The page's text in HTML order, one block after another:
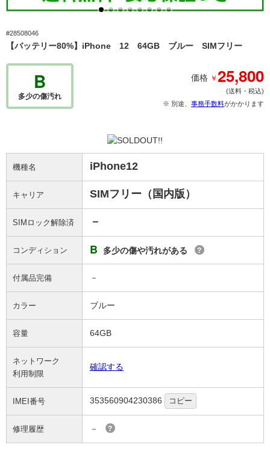
#28508046
【バッテリー80%】iPhone 12 64GB ブルー SIMフリー
B
多少の傷汚れ
価格 ￥25,800
(送料・税込)
※ 別途、 事務手数料がかかります
機種名 iPhone12
キャリア SIMフリー（国内版）
SIMロック解除済 －
コンディション B 多少の傷や汚れがある ?
付属品完備 －
カラー ブルー
容量 64GB
ネットワーク
利用制限
確認する
IMEI番号 353560904230386 コピー
修理履歴 － ?